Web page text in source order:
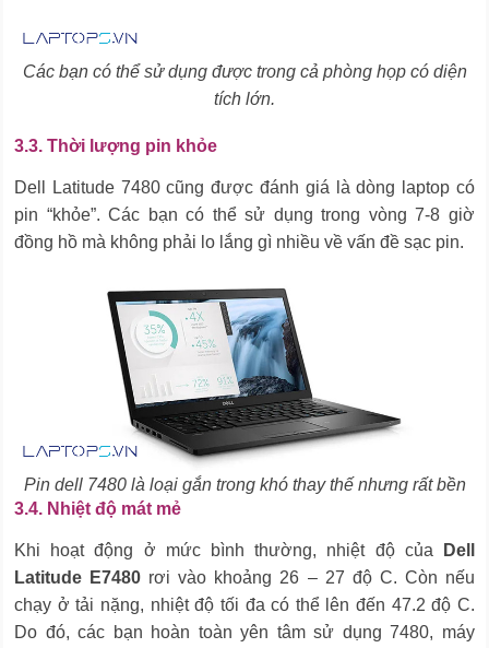
Các bạn có thể sử dụng được trong cả phòng họp có diện
tích lớn.
3.3. Thời lượng pin khỏe
Dell Latitude 7480 cũng được đánh giá là dòng laptop có
pin “khỏe”. Các bạn có thể sử dụng trong vòng 7-8 giờ
đồng hồ mà không phải lo lắng gì nhiều về vấn đề sạc pin.
Pin dell 7480 là loại gắn trong khó thay thế nhưng rất bền
3.4. Nhiệt độ mát mẻ
Khi hoạt động ở mức bình thường, nhiệt độ của
Dell
Latitude E7480 rơi vào khoảng 26 – 27 độ C. Còn nếu
chạy ở tải nặng, nhiệt độ tối đa có thể lên đến 47.2 độ C.
Do đó, các bạn hoàn toàn yên tâm sử dụng 7480, máy